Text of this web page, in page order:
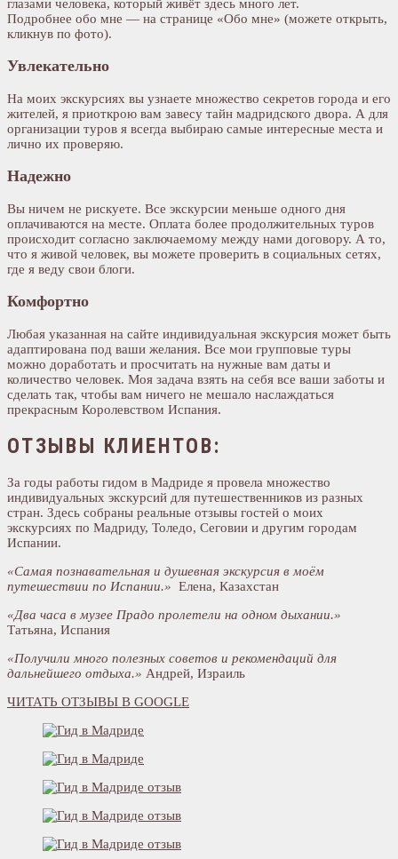
глазами человека, который живёт здесь много лет.
Подробнее обо мне — на странице «Обо мне» (можете открыть,
кликнув по фото).
Увлекательно
На моих экскурсиях вы узнаете множество секретов города и его
жителей, я приоткрою вам завесу тайн мадридского двора. А для
организации туров я всегда выбираю самые интересные места и
лично их проверяю.
Надежно
Вы ничем не рискуете. Все экскурсии меньше одного дня
оплачиваются на месте. Оплата более продолжительных туров
происходит согласно заключаемому между нами договору. А то,
что я живой человек, вы можете проверить в социальных сетях,
где я веду свои блоги.
Комфортно
Любая указанная на сайте индивидуальная экскурсия может быть
адаптирована под ваши желания. Все мои групповые туры
можно доработать и просчитать на нужные вам даты и
количество человек. Моя задача взять на себя все ваши заботы и
сделать так, чтобы вам ничего не мешало наслаждаться
прекрасным Королевством Испания.
ОТЗЫВЫ КЛИЕНТОВ:
За годы работы гидом в Мадриде я провела множество
индивидуальных экскурсий для путешественников из разных
стран. Здесь собраны реальные отзывы гостей о моих
экскурсиях по Мадриду, Толедо, Сеговии и другим городам
Испании.
«Самая познавательная и душевная экскурсия в моём
путешествии по Испании.» Елена, Казахстан
«Два часа в музее Прадо пролетели на одном дыхании.»
Татьяна, Испания
«Получили много полезных советов и рекомендаций для
дальнейшего отдыха.» Андрей, Израиль
ЧИТАТЬ ОТЗЫВЫ В GOOGLE